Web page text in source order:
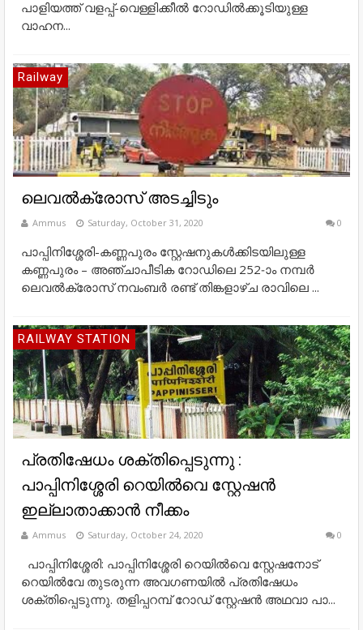
പാളിയത്ത് വളപ്പ്-വെള്ളിക്കീൽ റോഡിൽക്കൂടിയുള്ള
വാഹന...
Railway
ലെവല്‍ക്രോസ് അടച്ചിടും
Ammus Saturday, October 31, 2020 0
പാപ്പിനിശ്ശേരി-കണ്ണപുരം സ്റ്റേഷനുകള്‍ക്കിടയിലുള്ള
കണ്ണപുരം – അഞ്ചാപീടിക റോഡിലെ 252-ാം നമ്പര്‍
ലെവല്‍ക്രോസ് നവംബര്‍ രണ്ട് തിങ്കളാഴ്ച രാവിലെ ...
RAILWAY STATION
പ്രതിഷേധം ശക്തിപ്പെടുന്നു :
പാപ്പിനിശ്ശേരി റെയിൽവെ സ്റ്റേഷൻ
ഇല്ലാതാക്കാൻ നീക്കം
Ammus Saturday, October 24, 2020 0
പാപ്പിനിശ്ശേരി: പാപ്പിനിശ്ശേരി റെയിൽവെ സ്റ്റേഷനോട്
റെയിൽവേ തുടരുന്ന അവഗണയിൽ പ്രതിഷേധം
ശക്തിപ്പെടുന്നു. തളിപ്പറമ്പ് റോഡ് സ്റ്റേഷൻ അഥവാ പാ...